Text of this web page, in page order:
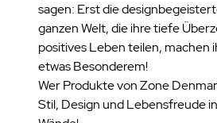
sagen: Erst die
ganzen Welt, die ihre tiefe
positives Leben teilen, machen
etwas Besonderem!
Wer Produkte von Zone
Stil, Design und Lebensfreude